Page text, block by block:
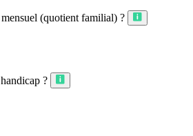
(quotient familial) ?
?